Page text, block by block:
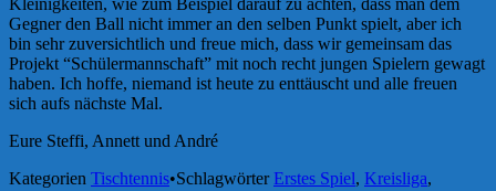
Gegner den Ball nicht immer an den selben Punkt spielt, aber ich
bin sehr zuversichtlich und freue mich, dass wir gemeinsam das
Projekt “Schülermannschaft” mit noch recht jungen Spielern gewagt
haben. Ich hoffe, niemand ist heute zu enttäuscht und alle freuen
sich aufs nächste Mal.
Eure Steffi, Annett und André
Kategorien Tischtennis•SchlagwörterErstes Spiel, Kreisliga,